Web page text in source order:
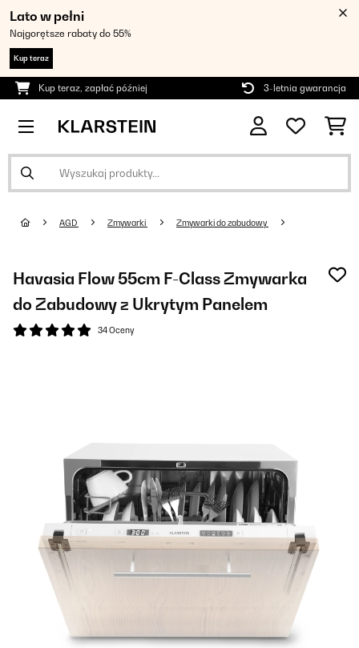
Lato w pełni
Najgorętsze rabaty do 55%
Kup teraz
Kup teraz, zapłać później 3-letnia gwarancja
AGD Zmywarki Zmywarki do zabudowy
Havasia Flow 55cm F-Class Zmywarka
do Zabudowy z Ukrytym Panelem
34 Oceny